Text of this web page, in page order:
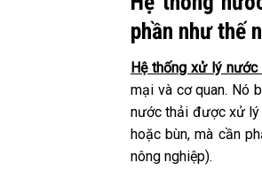
phần như thế
Hệ thống xử lý nước
mại và cơ quan. Nó
nước thải được xử lý
hoặc bùn, mà cần
nông nghiệp).